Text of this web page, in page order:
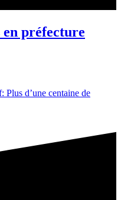
préfecture
Plus d’une centaine de